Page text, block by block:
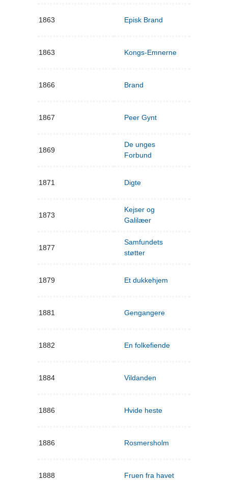
1863 Episk Brand
1863 Kongs-Emnerne
1866 Brand
1867 Peer Gynt
1869
De unges
Forbund
1871 Digte
1873
Kejser og
Galilæer
1877
Samfundets
støtter
1879 Et dukkehjem
1881 Gengangere
1882 En folkefiende
1884 Vildanden
1886 Hvide heste
1886 Rosmersholm
1888 Fruen fra havet